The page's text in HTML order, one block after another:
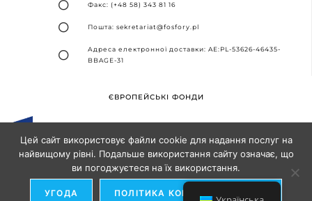
Факс: (+48 58) 343 81 16
Пошта: sekretariat@fosfory.pl
Адреса електронної доставки: AE:PL-53626-46435-
BBAGE-31
ЄВРОПЕЙСЬКІ ФОНДИ
Дизайн та впровадження - Агентство SEO-партнерів
Цей сайт використовує файли cookie для надання послуг на
найвищому рівні. Подальше використання сайту означає, що
ви погоджуєтеся на їх використання.
УГОДА ПОЛІТИКА КОНФІДЕНЦІЙНОСТІ